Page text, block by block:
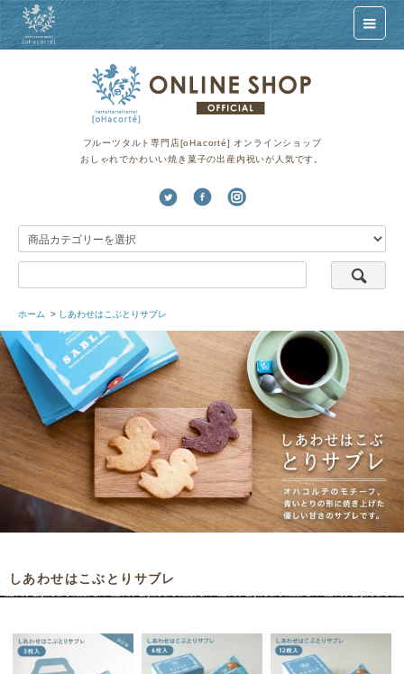
フルーツタルト専門店[oHacorté] オンラインショップ
おしゃれでかわいい焼き菓子の出産内祝いが人気です。
ホーム > しあわせはこぶとりサブレ
しあわせはこぶとりサブレ